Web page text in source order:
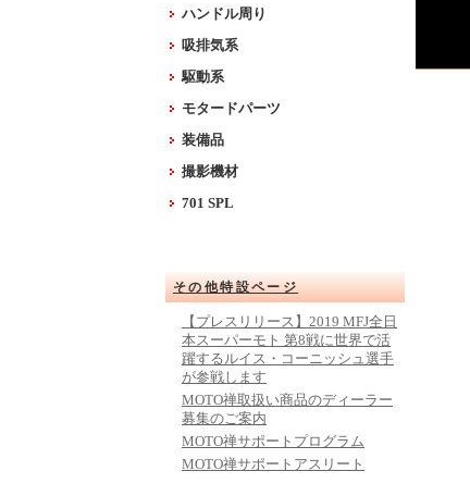
ハンドル周り
吸排気系
駆動系
モタードパーツ
装備品
撮影機材
701 SPL
その他特設ページ
【プレスリリース】2019 MFJ全日
本スーパーモト 第8戦に世界で活
躍するルイス・コーニッシュ選手
が参戦します
MOTO禅取扱い商品のディーラー
募集のご案内
MOTO禅サポートプログラム
MOTO禅サポートアスリート